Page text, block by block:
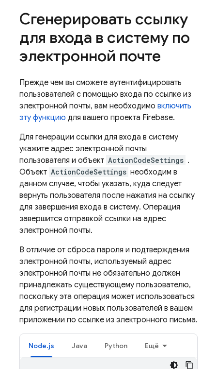
Сгенерировать ссылку
для входа в систему по
электронной почте
Прежде чем вы сможете аутентифицировать
пользователей с помощью входа по ссылке из
электронной почты, вам необходимо включить
эту функцию для вашего проекта Firebase.
Для генерации ссылки для входа в систему
укажите адрес электронной почты
пользователя и объект ActionCodeSettings .
Объект ActionCodeSettings необходим в
данном случае, чтобы указать, куда следует
вернуть пользователя после нажатия на ссылку
для завершения входа в систему. Операция
завершится отправкой ссылки на адрес
электронной почты.
В отличие от сброса пароля и подтверждения
электронной почты, используемый адрес
электронной почты не обязательно должен
принадлежать существующему пользователю,
поскольку эта операция может использоваться
для регистрации новых пользователей в вашем
приложении по ссылке из электронного письма.
Node.js Java Python Ещё